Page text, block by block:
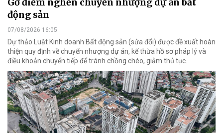
Gỡ điểm nghẽn chuyển nhượng dự án bất
động sản
07/08/2026 16:05
Dự thảo Luật Kinh doanh Bất động sản (sửa đổi) được đề xuất hoàn
thiện quy định về chuyển nhượng dự án, kế thừa hồ sơ pháp lý và
điều khoản chuyển tiếp để tránh chồng chéo, giảm thủ tục.